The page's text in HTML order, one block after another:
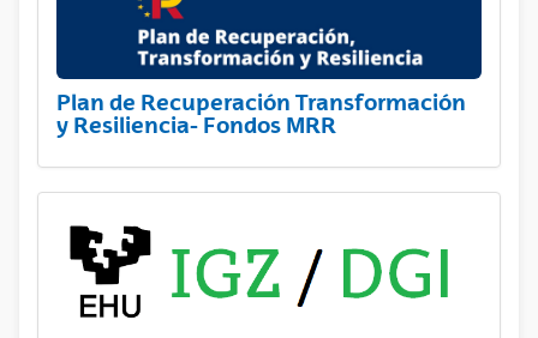
Plan de Recuperación Transformación
y Resiliencia- Fondos MRR